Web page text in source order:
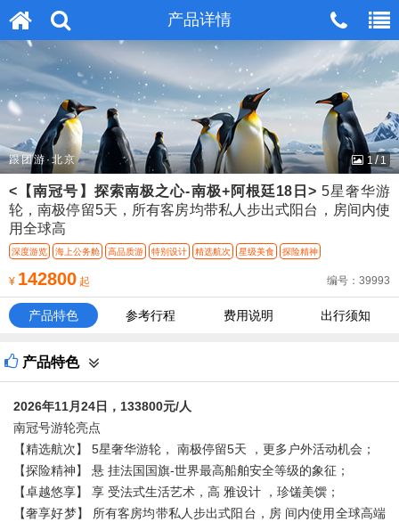
产品详情
head_m_tel.htm
1/1
跟团游·北京
<【南冠号】探索南极之心-南极+阿根廷18日> 5星奢华游
轮，南极停留5天，所有客房均带私人步出式阳台，房间内使
用全球高
深度游览 海上公务舱 高品质游 特别设计 精选航次 星级美食 探险精神
¥ 142800 起 编号：39993
产品特色 参考行程 费用说明 出行须知
产品特色
2026年11月24日，133800元/人
南冠号游轮亮点
【精选航次】 5星奢华游轮， 南极停留5天 ，更多户外活动机会；
【探险精神】 悬 挂法国国旗-世界最高船舶安全等级的象征；
【卓越悠享】 享 受法式生活艺术，高 雅设计 ，珍馐美馔；
【奢享好梦】 所有客房均带私人步出式阳台，房 间内使用全球高端